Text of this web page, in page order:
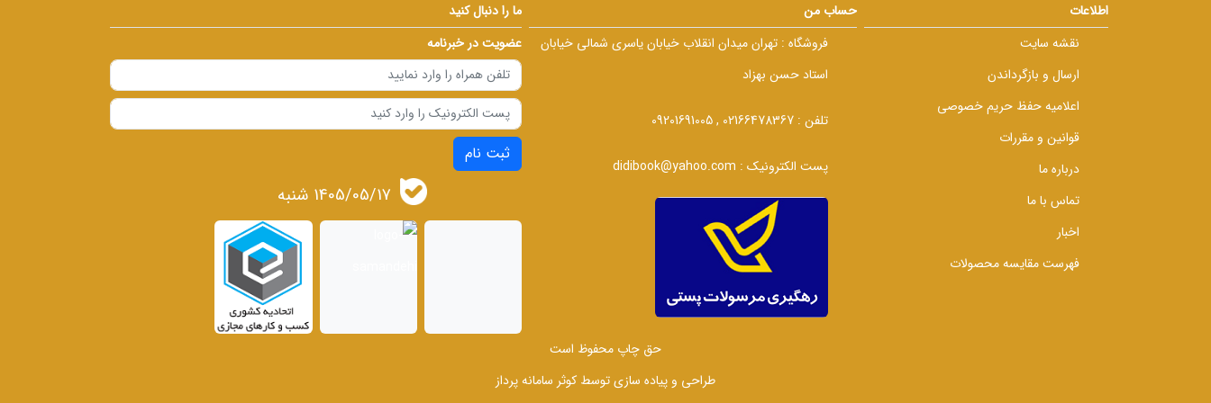
اطلاعات
نقشه سایت
ارسال و بازگرداندن
اعلامیه حفظ حریم خصوصی
قوانین و مقررات
درباره ما
تماس با ما
اخبار
فهرست مقایسه محصولات
حساب من
فروشگاه : تهران میدان انقلاب خیابان یاسری شمالی خیابان
استاد حسن بهزاد
تلفن : 02166478367 , 09201691005
پست الکترونیک : didibook@yahoo.com
ما را دنبال کنید
عضویت در خبرنامه
ثبت نام
1405/05/17 شنبه
حق چاپ محفوظ است
طراحی و پیاده سازی توسط کوثر سامانه پرداز